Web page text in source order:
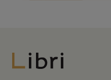
Libri